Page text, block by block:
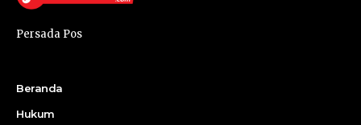
Persada Pos
Beranda
Hukum